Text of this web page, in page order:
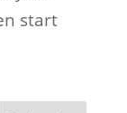
start